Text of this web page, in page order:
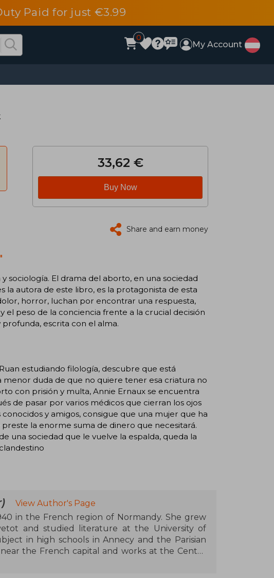
Paid for just €3.99
0
My Account
33,62 €
Buy Now
Share and earn money
sociología. El drama del aborto, en una sociedad
la autora de este libro, es la protagonista de esta
horror, luchan por encontrar una respuesta,
peso de la conciencia frente a la crucial decisión
escrita con el alma.
estudiando filología, descubre que está
duda de que no quiere tener esa criatura no
con prisión y multa, Annie Ernaux se encuentra
de pasar por varios médicos que cierran los ojos
y amigos, consigue que una mujer que ha
la enorme suma de dinero que necesitará.
una sociedad que le vuelve la espalda, queda la
View Author's Page
in the French region of Normandy. She grew
and studied literature at the University of
in high schools in Annecy and the Parisian
the French capital and works at the Centre
Correspondance. At Tusquets Editores we have